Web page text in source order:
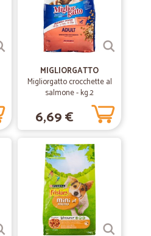
MIGLIORGATTO
Migliorgatto crocchette al
salmone - kg.2
6,69 €